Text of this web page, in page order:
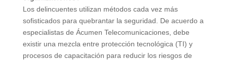
Los delincuentes utilizan métodos cada vez más
sofisticados para quebrantar la seguridad. De acuerdo a
especialistas de Ácumen Telecomunicaciones, debe
existir una mezcla entre protección tecnológica (TI) y
procesos de capacitación para reducir los riesgos de